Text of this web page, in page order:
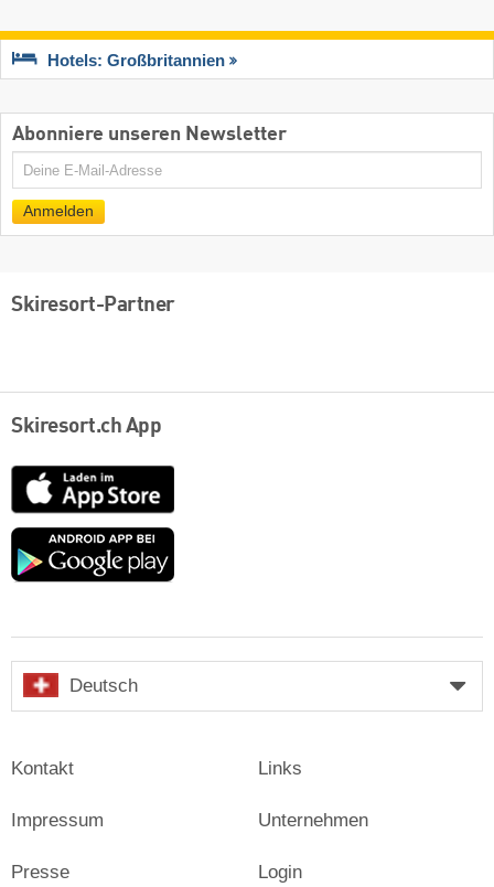
Hotels: Großbritannien
Abonniere unseren Newsletter
E-
Anmelden
Skiresort-Partner
Skiresort.ch App
App
Store
Google
Deutsch
Kontakt
Impressum
Presse
Links
Unternehmen
Login